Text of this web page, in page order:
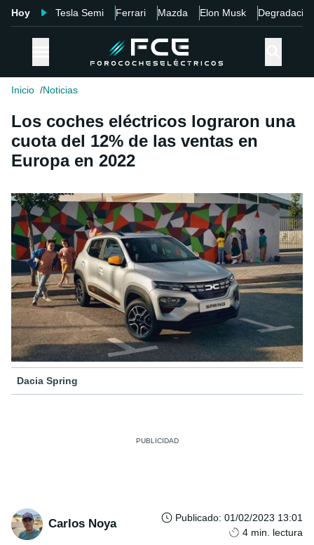
Hoy Tesla Semi Ferrari Mazda Elon Musk Degradación
Inicio Noticias
Los coches eléctricos lograron una
cuota del 12% de las ventas en
Europa en 2022
Dacia Spring
Carlos Noya Publicado: 01/02/2023 13:01
4 min. lectura